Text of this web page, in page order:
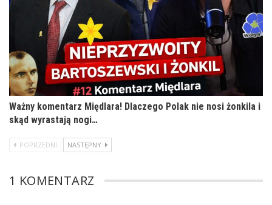
Ważny komentarz Międlara! Dlaczego Polak nie nosi żonkila i
skąd wyrastają nogi…
POPRZEDNI NASTĘPNY
1 KOMENTARZ